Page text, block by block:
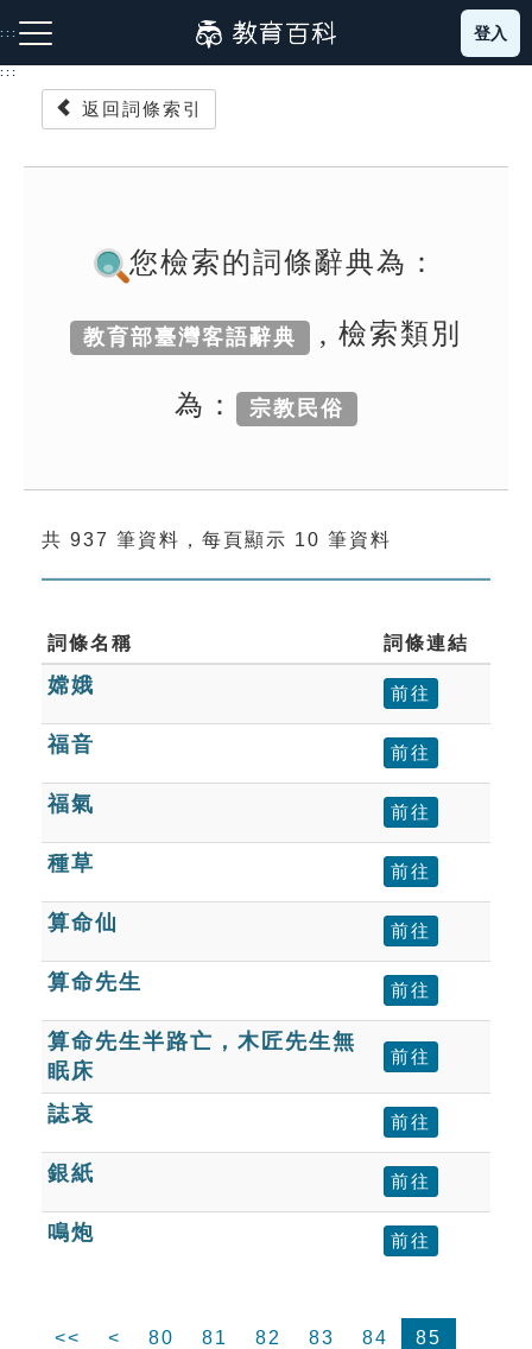
到
主
:::
成語故事
索引選單
單字索引
生命大百科索引
遊戲專區
教學應用
貓頭鷹博士
登入
:::
返回詞條索引
您檢索的詞條辭典為：
教育部臺灣客語辭典 , 檢索類別
為： 宗教民俗
共 937 筆資料，每頁顯示 10 筆資料
詞條名稱 詞條連結
嫦娥 前往
福音 前往
福氣 前往
種草 前往
算命仙 前往
算命先生 前往
算命先生半路亡，木匠先生無
眠床
前往
誌哀 前往
銀紙 前往
鳴炮 前往
<< < 80 81 82 83 84
85